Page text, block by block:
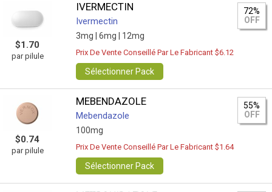
$1.70
par pilule
IVERMECTIN
Ivermectin
3mg | 6mg | 12mg
72%
OFF
Prix De Vente Conseillé Par Le Fabricant $6.12
Sélectionner Pack
$0.74
par pilule
MEBENDAZOLE
Mebendazole
100mg
55%
OFF
Prix De Vente Conseillé Par Le Fabricant $1.64
Sélectionner Pack